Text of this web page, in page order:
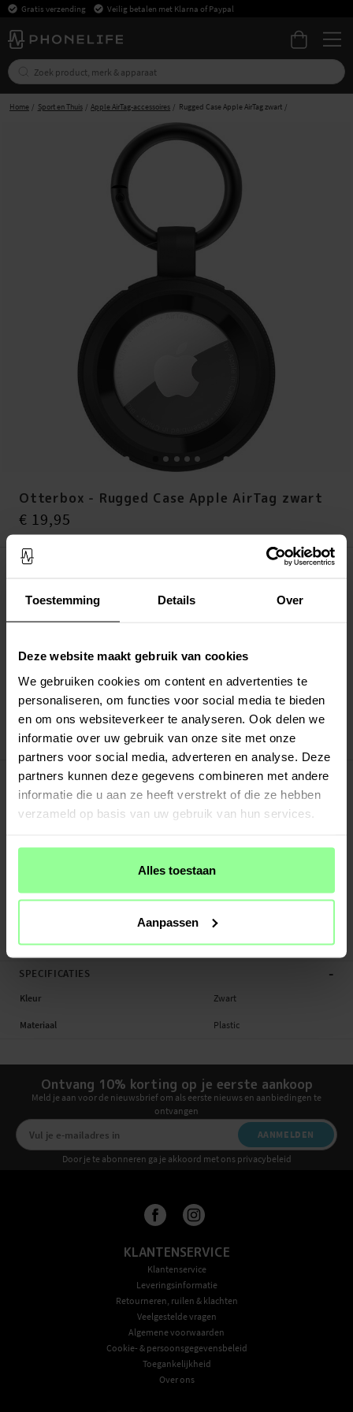
Toestemming Details Over
Deze website maakt gebruik van cookies
We gebruiken cookies om content en advertenties te
personaliseren, om functies voor social media te bieden
en om ons websiteverkeer te analyseren. Ook delen we
informatie over uw gebruik van onze site met onze
partners voor social media, adverteren en analyse. Deze
partners kunnen deze gegevens combineren met andere
informatie die u aan ze heeft verstrekt of die ze hebben
verzameld op basis van uw gebruik van hun services.
Alles toestaan
Aanpassen
Gratis verzending Veilig betalen met Klarna of Paypal
Home Sport en Thuis Apple AirTag-accessoires Rugged Case Apple AirTag zwart
Otterbox - Rugged Case Apple AirTag zwart
Prijs :€ 19,95
€ 19,95
LEG IN WINKELMANDJE
Snelle levering met DHL, Budbee of Postnord
Verstuurd vanuit ons magazijn in Zweden
Veilig betalen met Klarna of Paypal
30 dagen retourrecht
Art number:46546 Otterbox
PRODUCTBESCHRIJVING
Hoesje voor AirTag.
Productsoort: Cover/sleutelhanger
Merk: Otterbox
SPECIFICATIES -
Kleur Zwart
Materiaal Plastic
Ontvang 10% korting op je eerste aankoop
Meld je aan voor de nieuwsbrief om als eerste nieuws en aanbiedingen te
ontvangen
AANMELDEN
Door je te abonneren ga je akkoord met ons privacybeleid
KLANTENSERVICE
Klantenservice
Leveringsinformatie
Retourneren, ruilen & klachten
Veelgestelde vragen
Algemene voorwaarden
Cookie- & persoonsgegevensbeleid
Toegankelijkheid
Over ons